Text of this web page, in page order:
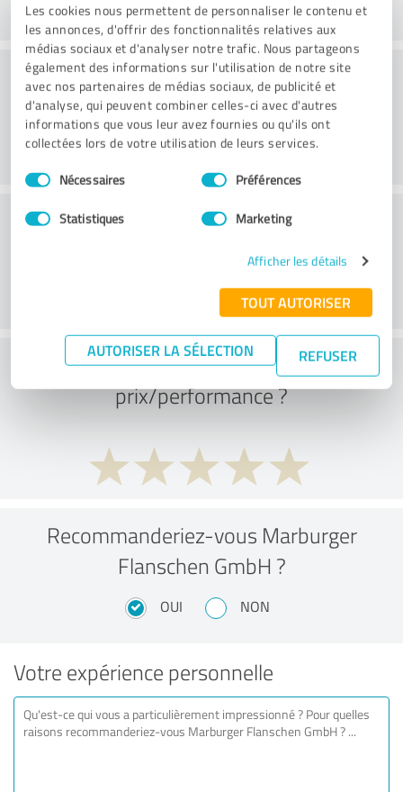
Les cookies nous permettent de personnaliser le contenu et
les annonces, d'offrir des fonctionnalités relatives aux
médias sociaux et d'analyser notre trafic. Nous partageons
également des informations sur l'utilisation de notre site
avec nos partenaires de médias sociaux, de publicité et
d'analyse, qui peuvent combiner celles-ci avec d'autres
informations que vous leur avez fournies ou qu'ils ont
collectées lors de votre utilisation de leurs services.
Sélection
du
Nécessaires Préférences
Statistiques Marketing
Afficher les détails
TOUT AUTORISER
AUTORISER LA SÉLECTION REFUSER
Livraison
Service à la clientèle
Que pensez-vous du rapport
prix/performance ?
Recommanderiez-vous Marburger
Flanschen GmbH ?
OUI NON
Votre expérience personnelle